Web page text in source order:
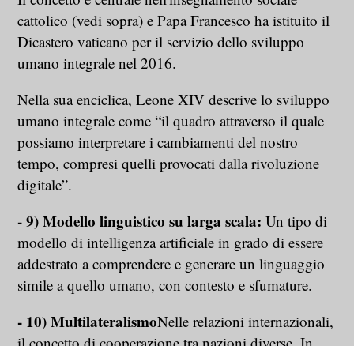
cattolico (vedi sopra) e Papa Francesco ha istituito il
Dicastero vaticano per il servizio dello sviluppo
umano integrale nel 2016.
Nella sua enciclica, Leone XIV descrive lo sviluppo
umano integrale come “il quadro attraverso il quale
possiamo interpretare i cambiamenti del nostro
tempo, compresi quelli provocati dalla rivoluzione
digitale”.
- 9) Modello linguistico su larga scala: Un tipo di
modello di intelligenza artificiale in grado di essere
addestrato a comprendere e generare un linguaggio
simile a quello umano, con contesto e sfumature.
- 10) MultilateralismoNelle relazioni internazionali,